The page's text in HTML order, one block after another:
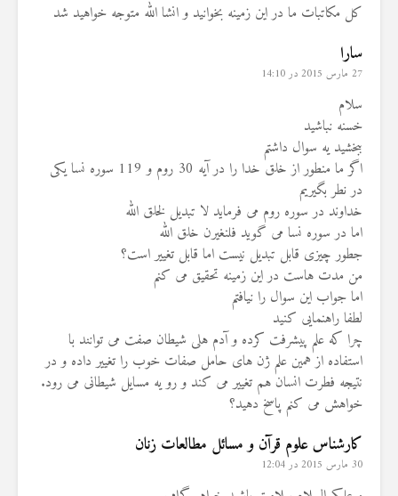
کل مکاتبات ما در این زمینه بخوانید و انشا الله متوجه خواهید شد
سارا
27 مارس 2015 در 14:10
سلام
خسنه نباشید
ببخشید یه سوال داشتم
اگر ما منطور از خلق خدا را در آیه 30 روم و 119 سوره نسا یکی
در نطر بگیریم
خداوند در سوره روم می فرماید لا تبدیل لخلق الله
اما در سوره نسا می گوید فلنغیرن خلق الله
جطور چیزی قابل تبدیل نیست اما قابل تغییر است؟
من مدت هاست در این زمینه تحقیق می کنم
اما جواب این سوال را نیافتم
لطفا راهنمایی کنید
چرا که علم پیشرفت کرده و آدم هلی شیطان صفت می توانند با
استفاده از همین علم ژن های حامل صفات خوب را تغییر داده و در
نتیجه فطرت انسان هم تغییر می کند و رو یه مسایل شیطانی می رود.
خواهش می کنم پاسخ دهید؟
کارشناس علوم قرآن و مسائل مطالعات زنان
30 مارس 2015 در 12:04